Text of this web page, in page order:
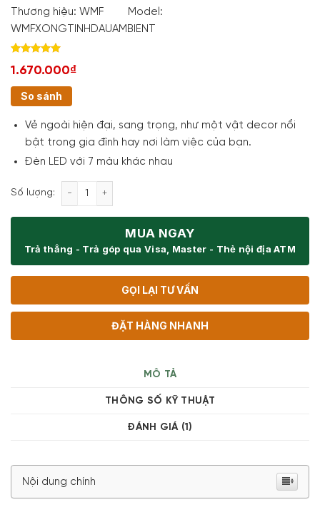
Thương hiệu: WMF
Model:
WMFXONGTINHDAUAMBIENT
out of 5
customer
rating
1.670.000₫
So sánh
Vẻ ngoài hiện đại, sang trọng, như một vật decor nổi
bật trong gia đình hay nơi làm việc của bạn.
Đèn LED với 7 màu khác nhau
Số lượng: Máy Xông Tinh Dầu WMF Ambient Aroma Diffuser
MUA NGAY
Trả thẳng - Trả góp qua Visa, Master - Thẻ nội địa ATM
GỌI LẠI TƯ VẤN
ĐẶT HÀNG NHANH
MÔ TẢ
THÔNG SỐ KỸ THUẬT
ĐÁNH GIÁ (1)
Nội dung chính